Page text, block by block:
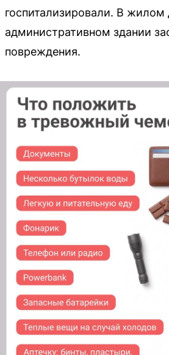
госпитализировали. В
административном здании
повреждения.